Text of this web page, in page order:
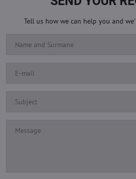
Tell us how we can help you and